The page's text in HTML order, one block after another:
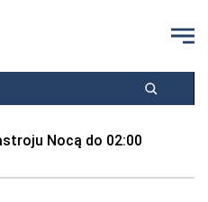
Nocą do 02:00